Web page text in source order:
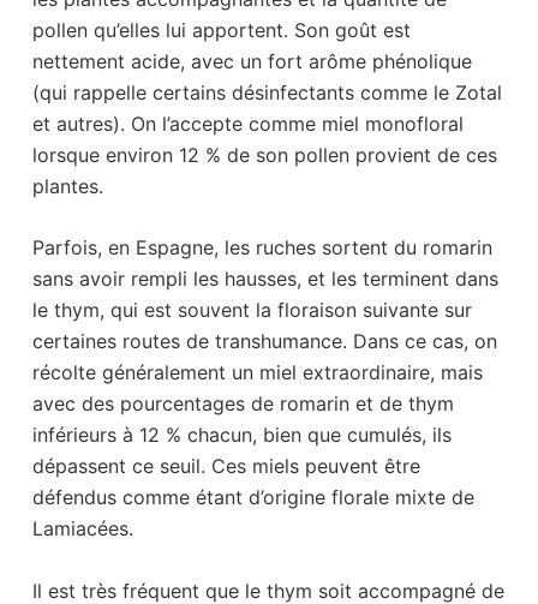
pollen qu’elles lui apportent. Son goût est
nettement acide, avec un fort arôme phénolique
(qui rappelle certains désinfectants comme le Zotal
et autres). On l’accepte comme miel monofloral
lorsque environ 12 % de son pollen provient de ces
plantes.
Parfois, en Espagne, les ruches sortent du romarin
sans avoir rempli les hausses, et les terminent dans
le thym, qui est souvent la floraison suivante sur
certaines routes de transhumance. Dans ce cas, on
récolte généralement un miel extraordinaire, mais
avec des pourcentages de romarin et de thym
inférieurs à 12 % chacun, bien que cumulés, ils
dépassent ce seuil. Ces miels peuvent être
défendus comme étant d’origine florale mixte de
Lamiacées.
Il est très fréquent que le thym soit accompagné de